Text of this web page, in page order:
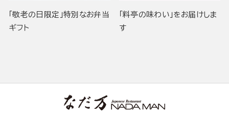
「敬老の日限定」特別なお弁当
ギフト
「料亭の味わい」をお届けしま
す